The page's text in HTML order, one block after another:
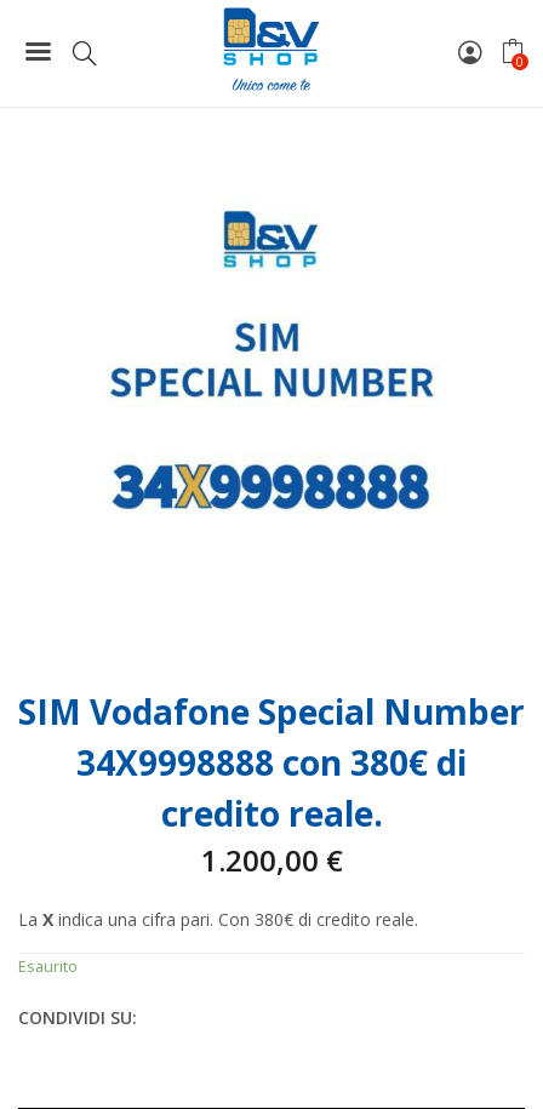
0
SIM Vodafone Special Number 34X9998888 con 380€ di
credito reale.
SIM Vodafone Special Number
34X9998888 con 380€ di
credito reale.
1.200,00 €
La X indica una cifra pari. Con 380€ di credito reale.
Esaurito
CONDIVIDI SU: